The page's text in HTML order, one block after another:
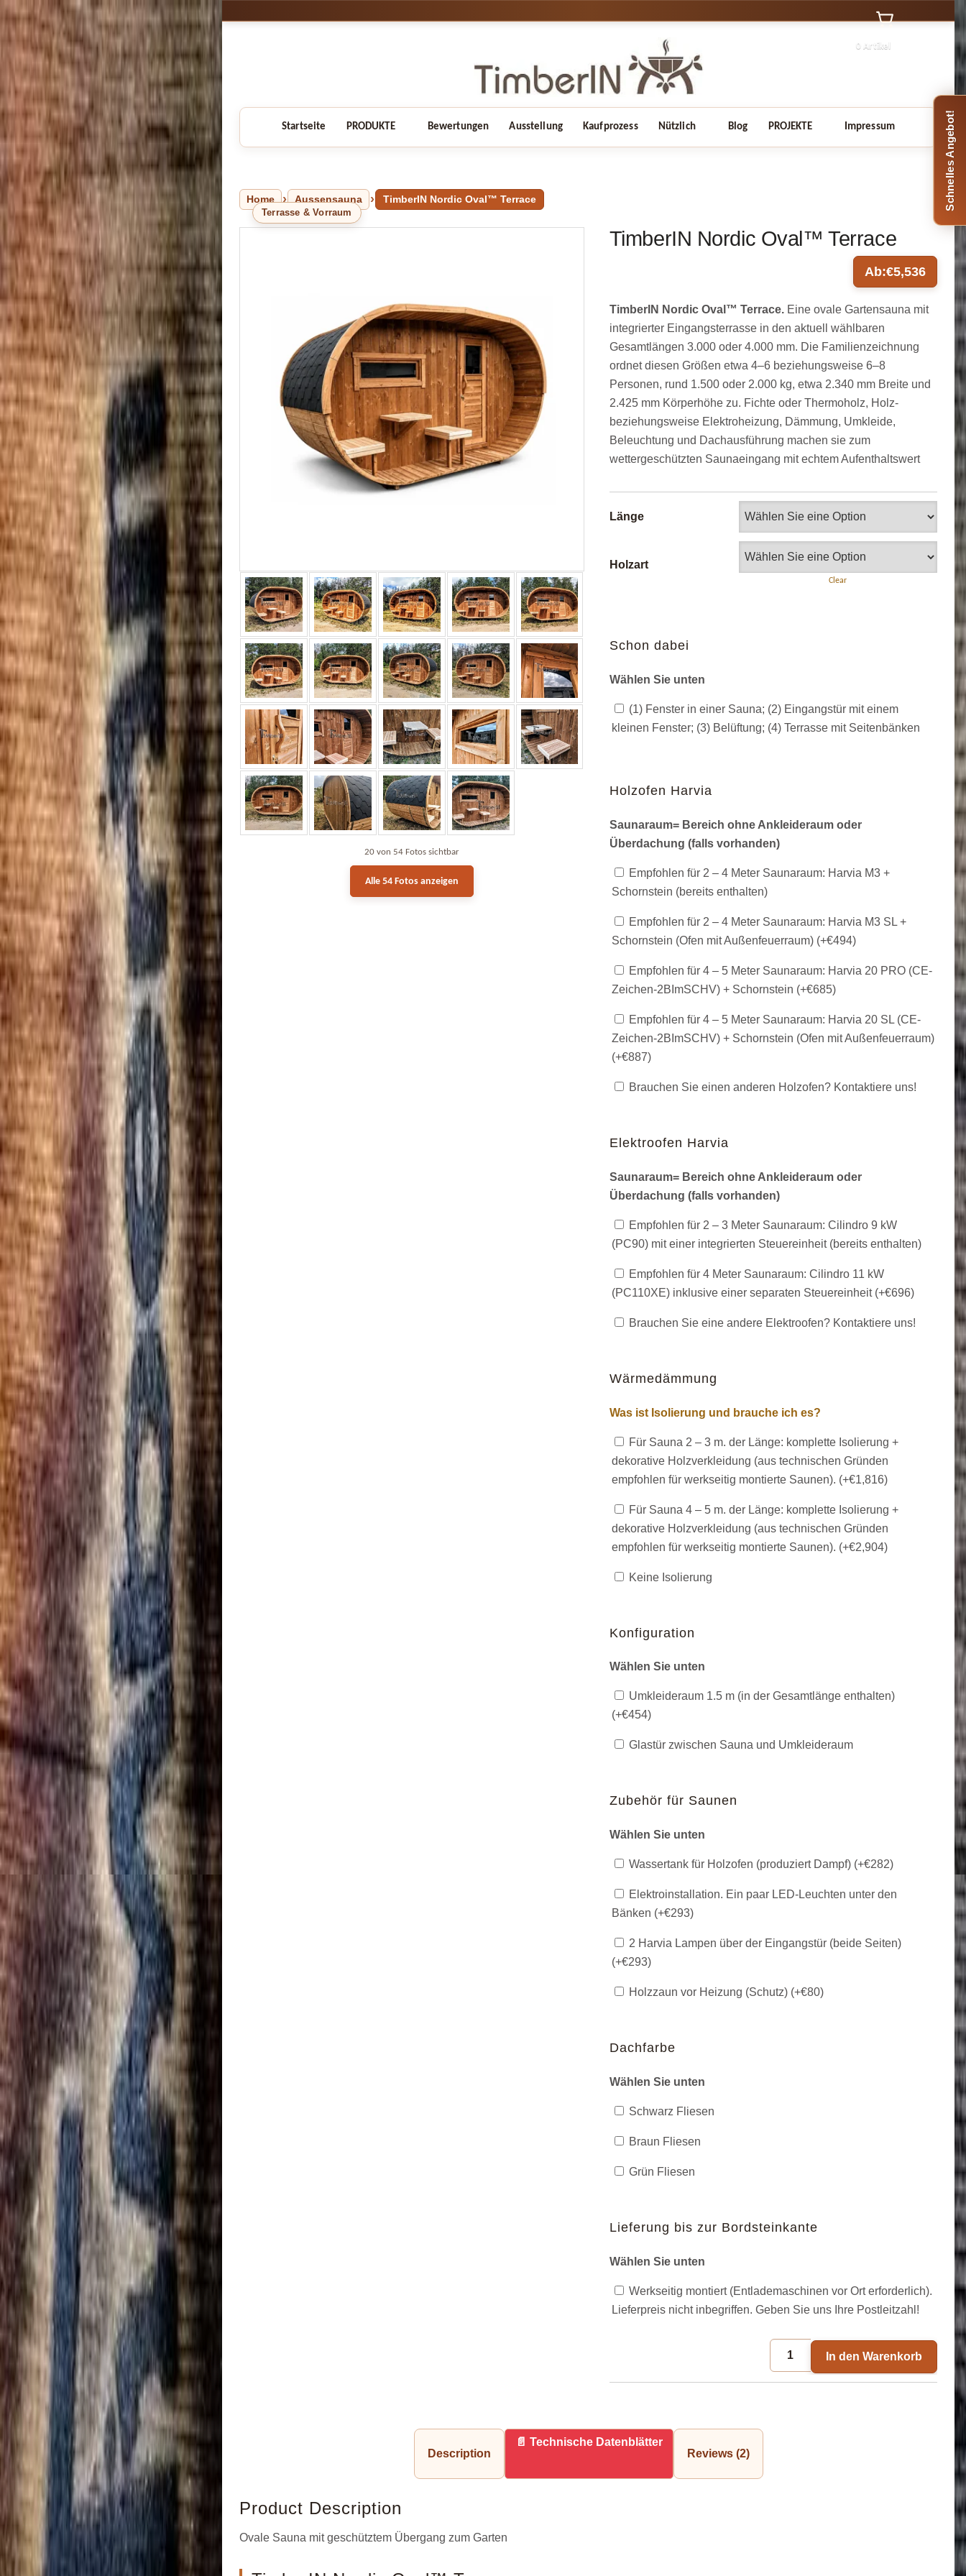
0 Artikel
Startseite PRODUKTE Bewertungen Ausstellung Kaufprozess Nützlich Blog PROJEKTE Impressum
Home Aussensauna TimberIN Nordic Oval™ Terrace
Terrasse & Vorraum
20 von 54 Fotos sichtbar
Alle 54 Fotos anzeigen
TimberIN Nordic Oval™ Terrace
Ab:€5,536
TimberIN Nordic Oval™ Terrace.Eine ovale Gartensauna mit
integrierter Eingangsterrasse in den aktuell wählbaren
Gesamtlängen 3.000 oder 4.000 mm. Die Familienzeichnung
ordnet diesen Größen etwa 4–6 beziehungsweise 6–8
Personen, rund 1.500 oder 2.000 kg, etwa 2.340 mm Breite und
2.425 mm Körperhöhe zu. Fichte oder Thermoholz, Holz-
beziehungsweise Elektroheizung, Dämmung, Umkleide,
Beleuchtung und Dachausführung machen sie zum
wettergeschützten Saunaeingang mit echtem Aufenthaltswert
Länge
Holzart
Clear
Schon dabei
Wählen Sie unten
(1) Fenster in einer Sauna; (2) Eingangstür mit einem
kleinen Fenster; (3) Belüftung; (4) Terrasse mit Seitenbänken
Holzofen Harvia
Saunaraum= Bereich ohne Ankleideraum oder
Überdachung (falls vorhanden)
Empfohlen für 2 – 4 Meter Saunaraum: Harvia M3 +
Schornstein (bereits enthalten)
Empfohlen für 2 – 4 Meter Saunaraum: Harvia M3 SL +
Schornstein (Ofen mit Außenfeuerraum) (+€494)
Empfohlen für 4 – 5 Meter Saunaraum: Harvia 20 PRO (CE-
Zeichen-2BImSCHV) + Schornstein (+€685)
Empfohlen für 4 – 5 Meter Saunaraum: Harvia 20 SL (CE-
Zeichen-2BImSCHV) + Schornstein (Ofen mit Außenfeuerraum)
(+€887)
Brauchen Sie einen anderen Holzofen? Kontaktiere uns!
Elektroofen Harvia
Saunaraum= Bereich ohne Ankleideraum oder
Überdachung (falls vorhanden)
Empfohlen für 2 – 3 Meter Saunaraum: Cilindro 9 kW
(PC90) mit einer integrierten Steuereinheit (bereits enthalten)
Empfohlen für 4 Meter Saunaraum: Cilindro 11 kW
(PC110XE) inklusive einer separaten Steuereinheit (+€696)
Brauchen Sie eine andere Elektroofen? Kontaktiere uns!
Wärmedämmung
Was ist Isolierung und brauche ich es?
Für Sauna 2 – 3 m. der Länge: komplette Isolierung +
dekorative Holzverkleidung (aus technischen Gründen
empfohlen für werkseitig montierte Saunen). (+€1,816)
Für Sauna 4 – 5 m. der Länge: komplette Isolierung +
dekorative Holzverkleidung (aus technischen Gründen
empfohlen für werkseitig montierte Saunen). (+€2,904)
Keine Isolierung
Konfiguration
Wählen Sie unten
Umkleideraum 1.5 m (in der Gesamtlänge enthalten)
(+€454)
Glastür zwischen Sauna und Umkleideraum
Zubehör für Saunen
Wählen Sie unten
Wassertank für Holzofen (produziert Dampf) (+€282)
Elektroinstallation. Ein paar LED-Leuchten unter den
Bänken (+€293)
2 Harvia Lampen über der Eingangstür (beide Seiten)
(+€293)
Holzzaun vor Heizung (Schutz) (+€80)
Dachfarbe
Wählen Sie unten
Schwarz Fliesen
Braun Fliesen
Grün Fliesen
Lieferung bis zur Bordsteinkante
Wählen Sie unten
Werkseitig montiert (Entlademaschinen vor Ort erforderlich).
Lieferpreis nicht inbegriffen. Geben Sie uns Ihre Postleitzahl!
In den Warenkorb
Description
Technische Datenblätter
Reviews (2)
Product Description
Ovale Sauna mit geschütztem Übergang zum Garten
Schnelles Angebot!